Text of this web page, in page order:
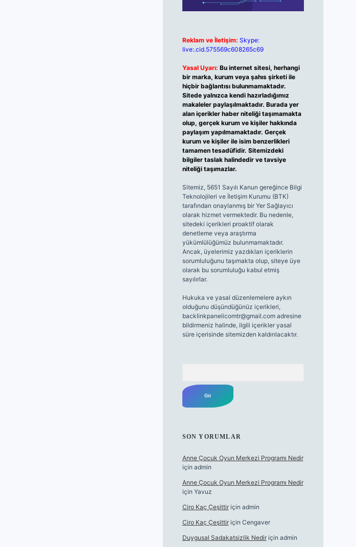
Reklam ve İletişim: Skype:
live:.cid.575569c608265c69
Yasal Uyarı: Bu internet sitesi, herhangi
bir marka, kurum veya şahıs şirketi ile
hiçbir bağlantısı bulunmamaktadır.
Sitede yalnızca kendi hazırladığımız
makaleler paylaşılmaktadır. Burada yer
alan içerikler haber niteliği taşımamakta
olup, gerçek kurum ve kişiler hakkında
paylaşım yapılmamaktadır. Gerçek
kurum ve kişiler ile isim benzerlikleri
tamamen tesadüfidir. Sitemizdeki
bilgiler taslak halindedir ve tavsiye
niteliği taşımazlar.
Sitemiz, 5651 Sayılı Kanun gereğince Bilgi
Teknolojileri ve İletişim Kurumu (BTK)
tarafından onaylanmış bir Yer Sağlayıcı
olarak hizmet vermektedir. Bu nedenle,
sitedeki içerikleri proaktif olarak
denetleme veya araştırma
yükümlülüğümüz bulunmamaktadır.
Ancak, üyelerimiz yazdıkları içeriklerin
sorumluluğunu taşımakta olup, siteye üye
olarak bu sorumluluğu kabul etmiş
sayılırlar.
Hukuka ve yasal düzenlemelere aykırı
olduğunu düşündüğünüz içerikleri,
backlinkpanelicomtr@gmail.comadresine
bildirmeniz halinde, ilgili içerikler yasal
süre içerisinde sitemizden kaldırılacaktır.
SON YORUMLAR
Anne Çocuk Oyun Merkezi Programı Nedir
için admin
Anne Çocuk Oyun Merkezi Programı Nedir
için Yavuz
Ciro Kaç Çeşittiriçin admin
Ciro Kaç Çeşittiriçin Cengaver
Duygusal Sadakatsizlik Nediriçin admin